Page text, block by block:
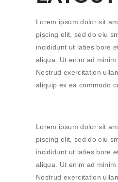
Lorem ipsum dolor sit
piscing elit, sed do eiu
incididunt ut laties bore
aliqua. Ut enim ad minim
Nostrud exercitation
aliquip ex ea commodo
Lorem ipsum dolor sit
piscing elit, sed do eiu
incididunt ut laties bore
aliqua. Ut enim ad minim
Nostrud exercitation